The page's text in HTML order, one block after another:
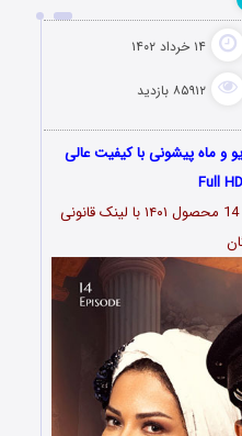
۱۴ خرداد ۱۴۰۲
۸۵۹۱۲ بازدید
و ماه پیشونی با کیفیت عالی
Full
سریال دیو و ماه پیشونی قسمت 14 محصول ۱۴۰۱ با لینک قانونی